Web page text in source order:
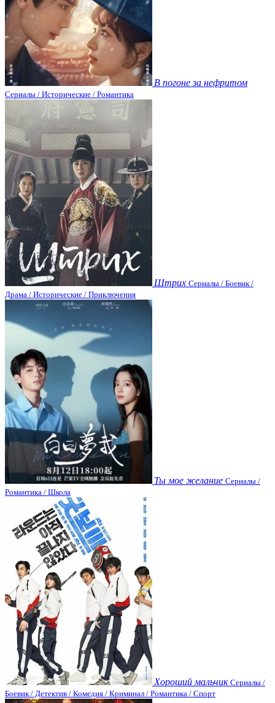
В погоне за нефритом
Сериалы / Исторические / Романтика
Штрих Сериалы / Боевик /
Драма / Исторические / Приключения
Ты мое желание Сериалы /
Романтика / Школа
Хороший мальчик Сериалы /
Боевик / Детектив / Комедия / Криминал / Романтика / Спорт